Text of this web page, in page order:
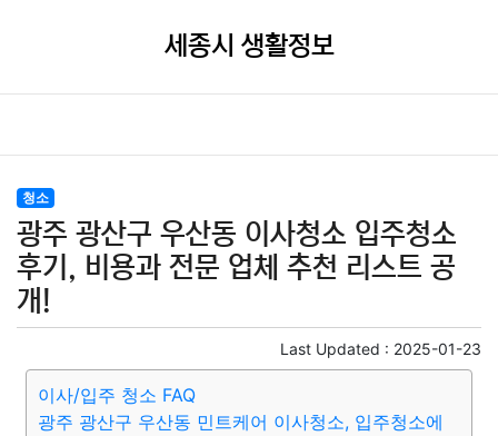
세종시 생활정보
청소
광주 광산구 우산동 이사청소 입주청소
후기, 비용과 전문 업체 추천 리스트 공
개!
Last Updated : 2025-01-23
이사/입주 청소 FAQ
광주 광산구 우산동 민트케어 이사청소, 입주청소에